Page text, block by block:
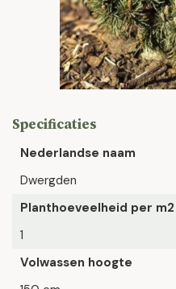
Specificaties
Nederlandse naam
Dwergden
Planthoeveelheid per m2
1
Volwassen hoogte